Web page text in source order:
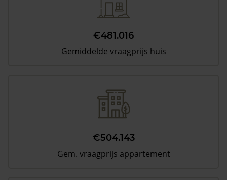
€481.016
Gemiddelde vraagprijs huis
€504.143
Gem. vraagprijs appartement